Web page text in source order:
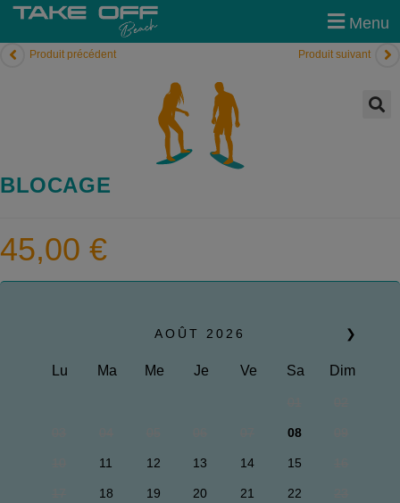
Menu
Produit précédent Produit suivant
BLOCAGE
45,00 €
❯
AOÛT 2026
Lu Ma Me Je Ve Sa Dim
08
11 12 13 14 15
18 19 20 21 22